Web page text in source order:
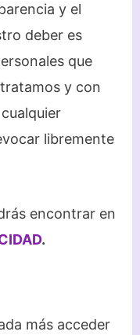
y el
deber es
que
y con
libremente
encontrar en
.
más acceder